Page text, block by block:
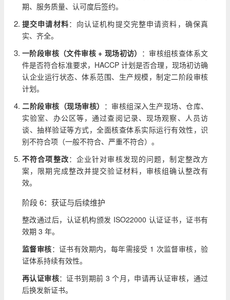
期、服务质量、认可度后签约。
提交申请材料：向认证机构提交完整申请资料，确保真
实、齐全。
一阶段审核（文件审核 + 现场初访） ：审核组核查体系文
件是否符合标准要求，HACCP 计划是否合理，现场初访确
认企业运行状态、体系范围、生产规模，制定二阶段审核
计划。
二阶段审核（现场审核） ：审核组深入生产现场、仓库、
实验室、办公区等，通过查阅记录、现场观察、人员访
谈、抽样验证等方式，全面核查体系实际运行有效性，识
别不符合项（一般不符合、严重不符合）。
不符合项整改：企业针对审核发现的问题，制定整改方
案，限期完成整改并提交验证材料，审核组确认整改有
效。
阶段 6：获证与后续维护
整改通过后，认证机构颁发 ISO22000 认证证书，证书有
效期 3 年。
监督审核：证书有效期内，每年需接受 1 次监督审核，验
证体系持续有效性。
再认证审核：证书到期前 3 个月，申请再认证审核，通过
后换发新证书。